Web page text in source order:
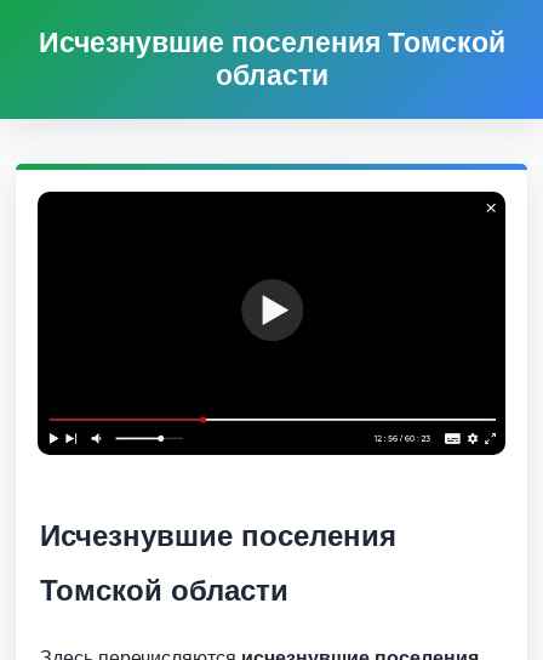
Исчезнувшие поселения Томской
области
Исчезнувшие поселения
Томской области